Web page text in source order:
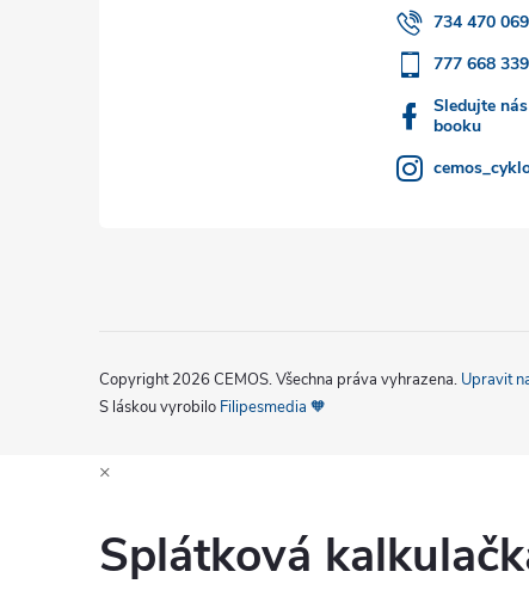
734 470 069
777 668 339
Sledujte
booku
Copyright 2026 CEMOS. Všechna práva vyhrazena. Upravit
S láskou vyrobilo Filipesmedia 🧡
×
Splátková